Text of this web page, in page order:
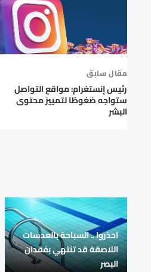
مقال سابق
رئيس إنستغرام: مواقع التواصل
ستواجه ضغوطًا لتمييز محتوى
البشر
احذروا .. السباحة بالعدسات
اللاصقة قد تنتهي بفقدان
البصر